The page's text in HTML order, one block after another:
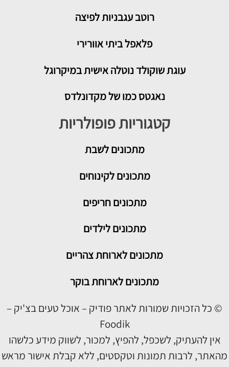
רוטב עגבניות לפיצה
פלאפל ביתי אוורירי
עוגת שוקולד נוטלה אישית במיקרוגל
נאגטס כמו של מקדונלדס
קטגוריות פופולריות
מתכוניםלשבת
מתכונים לקינוחים
מתכונים חריפים
מתכונים לילדים
מתכונים לארוחת צהריים
מתכונים לארוחת בוקר
© כל הזכויות שמורות לאתר פודיק – אוכל טעים בצ'יק –
Foodik
אין להעתיק, לשכפל, להפיץ, למכור, לשווק מידע כלשהו
מהאתר, לרבות תמונות וטקסטים, ללא קבלת אישור מראש